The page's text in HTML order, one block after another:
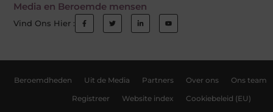
Media en Beroemde mensen
Vind Ons Hier :
Beroemdheden Uit de Media Partners Over ons Ons team
Registreer Website index Cookiebeleid (EU)